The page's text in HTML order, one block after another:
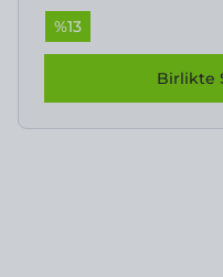
%13
Birlikte